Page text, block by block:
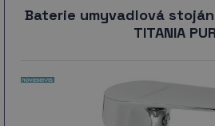
Baterie umyvadlová
TITANIA